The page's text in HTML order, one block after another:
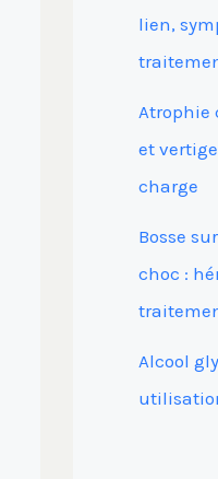
lien,
Atrophie
et
charge
Bosse
choc :
Alcool